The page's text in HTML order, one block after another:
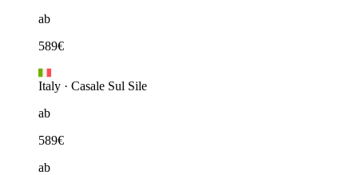
ab
589€
Italy · Casale Sul Sile
ab
589€
ab